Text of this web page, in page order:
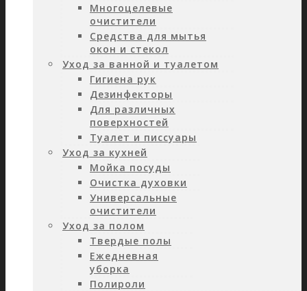
Многоцелевые
очистители
Средства для мытья
окон и стекол
Уход за ванной и туалетом
Гигиена рук
Дезинфекторы
Для различных
поверхностей
Туалет и писсуары
Уход за кухней
Мойка посуды
Очистка духовки
Универсальные
очистители
Уход за полом
Твердые полы
Ежедневная
уборка
Полироли